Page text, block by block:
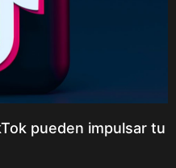
pueden impulsar tu